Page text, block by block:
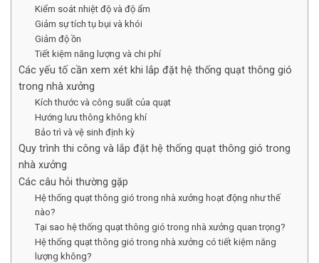
Kiểm soát nhiệt độ và độ ẩm
Giảm sự tích tụ bụi và khói
Giảm độ ồn
Tiết kiệm năng lượng và chi phí
Các yếu tố cần xem xét khi lắp đặt hệ thống quạt thông gió
trong nhà xưởng
Kích thước và công suất của quạt
Hướng lưu thông không khí
Bảo trì và vệ sinh định kỳ
Quy trình thi công và lắp đặt hệ thống quạt thông gió trong
nhà xưởng
Các câu hỏi thường gặp
Hệ thống quạt thông gió trong nhà xưởng hoạt động như thế
nào?
Tại sao hệ thống quạt thông gió trong nhà xưởng quan trọng?
Hệ thống quạt thông gió trong nhà xưởng có tiết kiệm năng
lượng không?